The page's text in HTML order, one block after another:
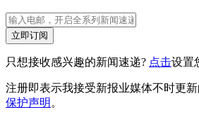
立即订阅
只想接收感兴趣的新闻速递? 点击设置
注册即表示我接受新报业媒体不时更新
保护声明 。